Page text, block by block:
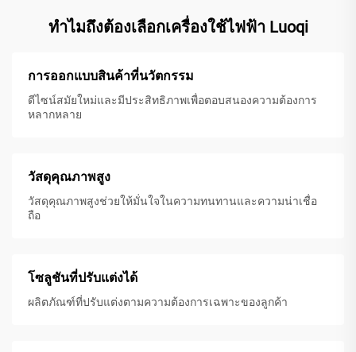
ทำไมถึงต้องเลือกเครื่องใช้ไฟฟ้า Luoqi
การออกแบบสินค้าที่นวัตกรรม
ดีไซน์สมัยใหม่และมีประสิทธิภาพเพื่อตอบสนองความต้องการ
หลากหลาย
วัสดุคุณภาพสูง
วัสดุคุณภาพสูงช่วยให้มั่นใจในความทนทานและความน่าเชื่อ
ถือ
โซลูชันที่ปรับแต่งได้
ผลิตภัณฑ์ที่ปรับแต่งตามความต้องการเฉพาะของลูกค้า